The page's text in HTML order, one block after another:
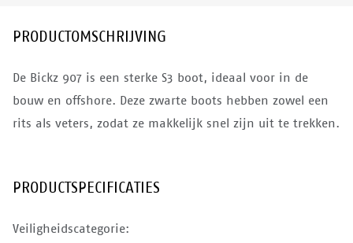
PRODUCTOMSCHRIJVING
De Bickz 907 is een sterke S3 boot, ideaal voor in de
bouw en offshore. Deze zwarte boots hebben zowel een
rits als veters, zodat ze makkelijk snel zijn uit te trekken.
PRODUCTSPECIFICATIES
Veiligheidscategorie: